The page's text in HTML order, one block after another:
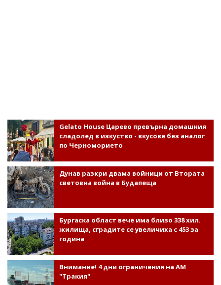
Gelato House Царево превърна домашния
сладолед в изкуство - вкусове без аналог
по Черноморието
Дунав разкри двама войници от Втората
световна война в Будапеща
Бургаска област вече има близо 338 хил.
жилища, сградите се увеличиха с 453 за
година
Внимание! 4 дни ограничения на АМ
"Тракия"